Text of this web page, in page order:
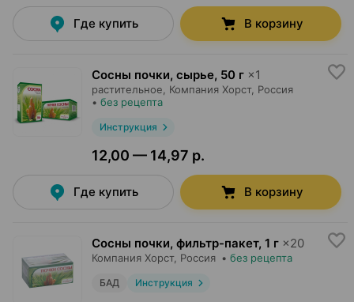
Где купить В корзину
Сосны почки, сырье, 50 г ×1
растительное, Компания Хорст, Россия
• без рецепта
Инструкция
12,00 — 14,97 р.
Где купить В корзину
Сосны почки, фильтр-пакет, 1 г ×20
Компания Хорст, Россия • без рецепта
БАД Инструкция